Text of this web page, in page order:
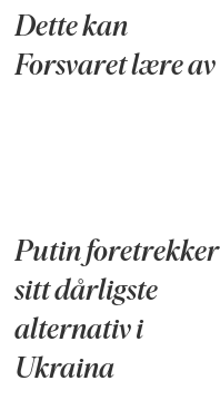
Dette kan
Forsvaret lære av
Putin foretrekker
sitt dårligste
alternativ i
Ukraina